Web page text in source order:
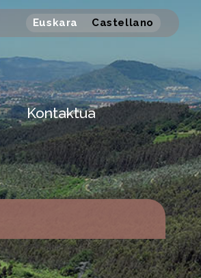
Euskara Castellano
Kontaktua